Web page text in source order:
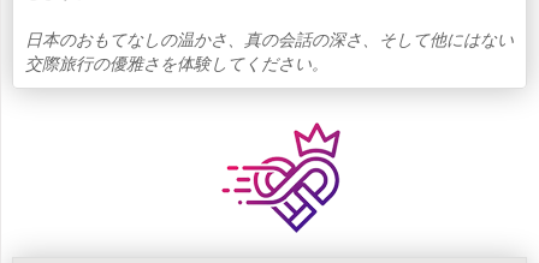
日本のおもてなしの温かさ、真の会話の深さ、そして他にはない
交際旅行の優雅さを体験してください。